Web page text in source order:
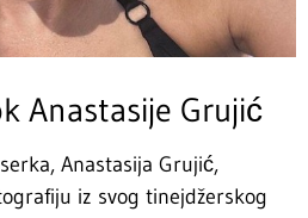
Anastasije Grujić
Anastasija Grujić,
iz svog tinejdžerskog